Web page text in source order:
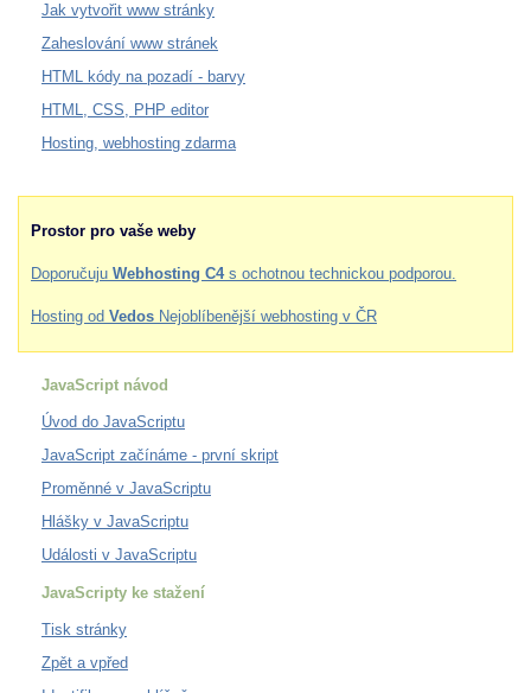
Jak vytvořit www stránky
Zaheslování www stránek
HTML kódy na pozadí - barvy
HTML, CSS, PHP editor
Hosting, webhosting zdarma
Prostor pro vaše weby
Doporučuju Webhosting C4s ochotnou technickou podporou.
Hosting od Vedos Nejoblíbenější webhosting v ČR
JavaScript návod
Úvod do JavaScriptu
JavaScript začínáme - první skript
Proměnné v JavaScriptu
Hlášky v JavaScriptu
Události v JavaScriptu
JavaScripty ke stažení
Tisk stránky
Zpět a vpřed